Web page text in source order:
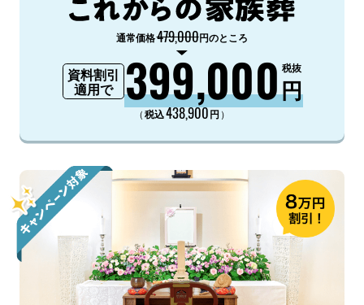
通常価格479,000円のところ
資料割引
適用で
399,000円
税抜
（税込438,900円 ）